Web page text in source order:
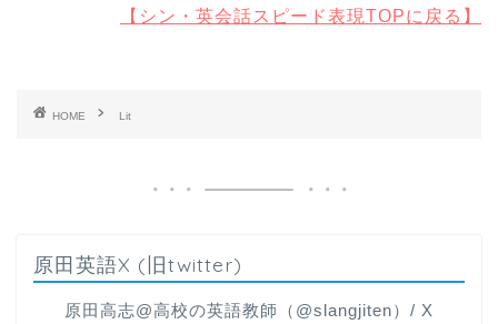
【シン・英会話スピード表現TOPに戻る】
HOME Lit
原田英語X (旧twitter)
原田高志@高校の英語教師（@slangjiten）/ X